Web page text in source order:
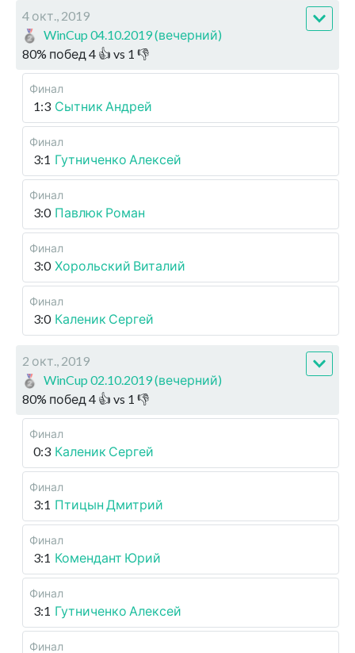
4 окт., 2019
WinCup 04.10.2019 (вечерний)
80% побед 4 👍 vs 1 👎
Финал
1:3 Сытник Андрей
Финал
3:1 Гутниченко Алексей
Финал
3:0 Павлюк Роман
Финал
3:0 Хорольский Виталий
Финал
3:0 Каленик Сергей
2 окт., 2019
WinCup 02.10.2019 (вечерний)
80% побед 4 👍 vs 1 👎
Финал
0:3 Каленик Сергей
Финал
3:1 Птицын Дмитрий
Финал
3:1 Комендант Юрий
Финал
3:1 Гутниченко Алексей
Финал